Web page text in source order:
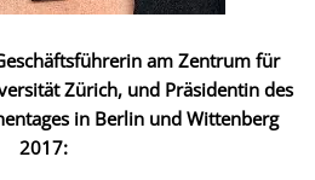
am Zentrum für
Zürich, und Präsidentin des
in Berlin und Wittenberg
2017: